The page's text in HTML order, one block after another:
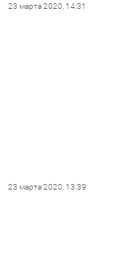
23 марта 2020, 14:31
23 марта 2020, 13:39